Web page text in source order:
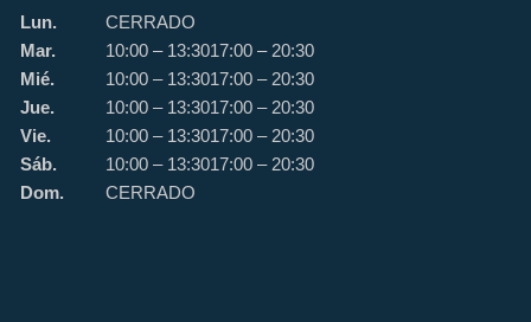
Lun.
CERRADO
Mar.
10:00 – 13:3017:00 – 20:30
Mié.
10:00 – 13:3017:00 – 20:30
Jue.
10:00 – 13:3017:00 – 20:30
Vie.
10:00 – 13:3017:00 – 20:30
Sáb.
10:00 – 13:3017:00 – 20:30
Dom.
CERRADO